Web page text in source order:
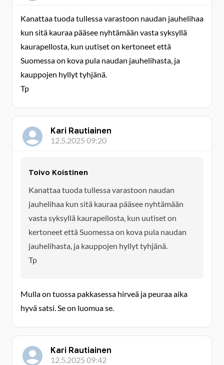
Kanattaa tuoda tullessa varastoon naudan jauhelihaa
kun sitä kauraa pääsee nyhtämään vasta syksyllä
kaurapellosta, kun uutiset on kertoneet että
Suomessa on kova pula naudan jauhelihasta, ja
kauppojen hyllyt tyhjänä.
Tp
Kari Rautiainen
12.5.2025 09:20
Toivo Koistinen
Kanattaa tuoda tullessa varastoon naudan
jauhelihaa kun sitä kauraa pääsee nyhtämään
vasta syksyllä kaurapellosta, kun uutiset on
kertoneet että Suomessa on kova pula naudan
jauhelihasta, ja kauppojen hyllyt tyhjänä.
Tp
Mulla on tuossa pakkasessa hirveä ja peuraa aika
hyvä satsi. Se on luomua se.
Kari Rautiainen
12.5.2025 09:42